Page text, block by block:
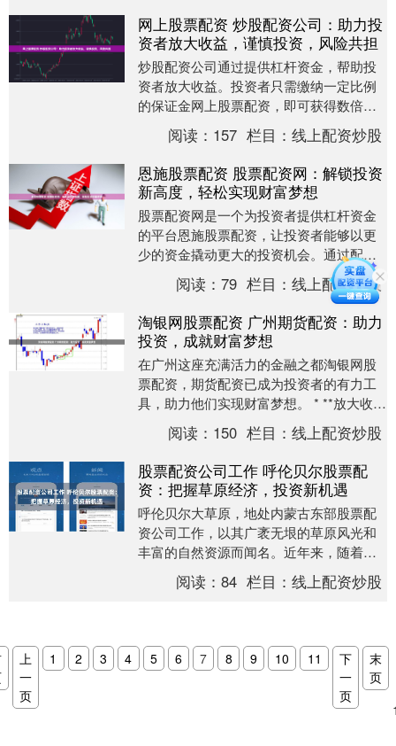
网上股票配资 炒股配资公司：助力投
资者放大收益，谨慎投资，风险共担
炒股配资公司通过提供杠杆资金，帮助投
资者放大收益。投资者只需缴纳一定比例
的保证金网上股票配资，即可获得数倍于
保证金的资金进行股票交易。 攀枝花期货
配资平台提供多....
阅读： 157 栏目：线上配资炒股
恩施股票配资 股票配资网：解锁投资
新高度，轻松实现财富梦想
股票配资网是一个为投资者提供杠杆资金
的平台恩施股票配资，让投资者能够以更
少的资金撬动更大的投资机会。通过配
资，投资者可以放大收益，从而加快财富
积累的速度。 * ....
阅读：79 栏目：线上配资炒股
淘银网股票配资 广州期货配资：助力
投资，成就财富梦想
在广州这座充满活力的金融之都淘银网股
票配资，期货配资已成为投资者的有力工
具，助力他们实现财富梦想。 * **放大收
益：**配资杠杆可以放大交易收益，让投资
者获得....
阅读： 150 栏目：线上配资炒股
股票配资公司工作 呼伦贝尔股票配
资：把握草原经济，投资新机遇
呼伦贝尔大草原，地处内蒙古东部股票配
资公司工作，以其广袤无垠的草原风光和
丰富的自然资源而闻名。近年来，随着草
原经济的快速发展，呼伦贝尔的股票市场
也迎来了新的投资....
阅读：84 栏目：线上配资炒股
上
一
页
1 2 3 4 5 6 7 8 9 10 11
下
一
页
末
页